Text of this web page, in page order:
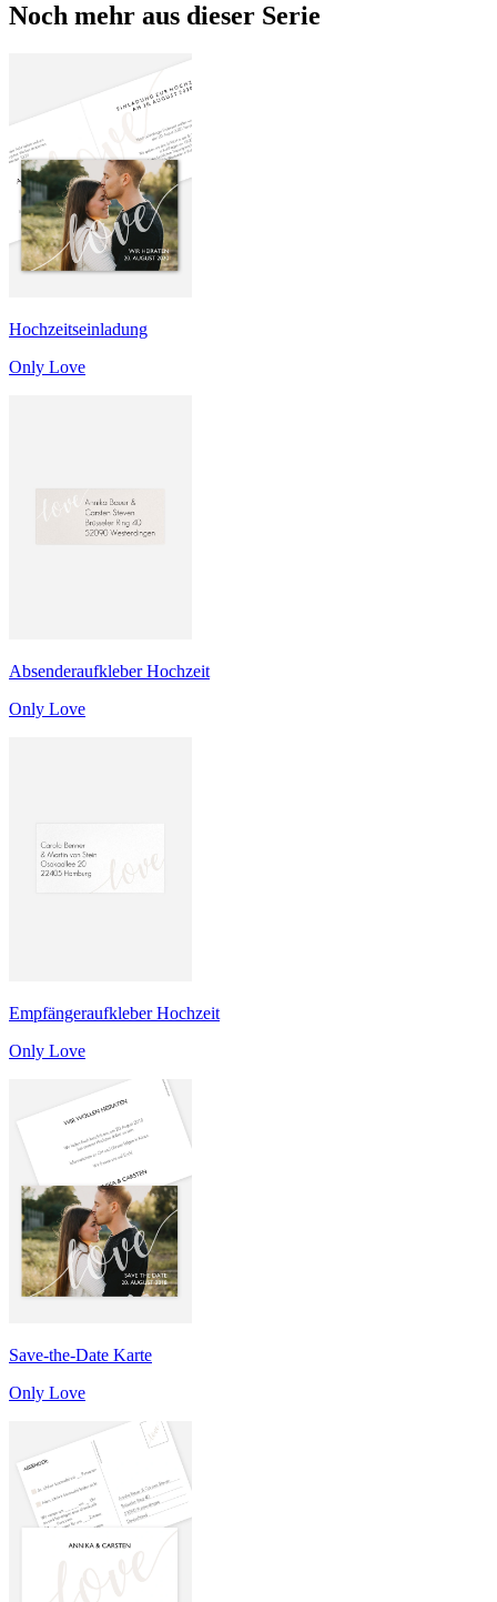
Noch mehr aus dieser Serie
Hochzeitseinladung
Only Love
Absenderaufkleber Hochzeit
Only Love
Empfängeraufkleber Hochzeit
Only Love
Save-the-Date Karte
Only Love